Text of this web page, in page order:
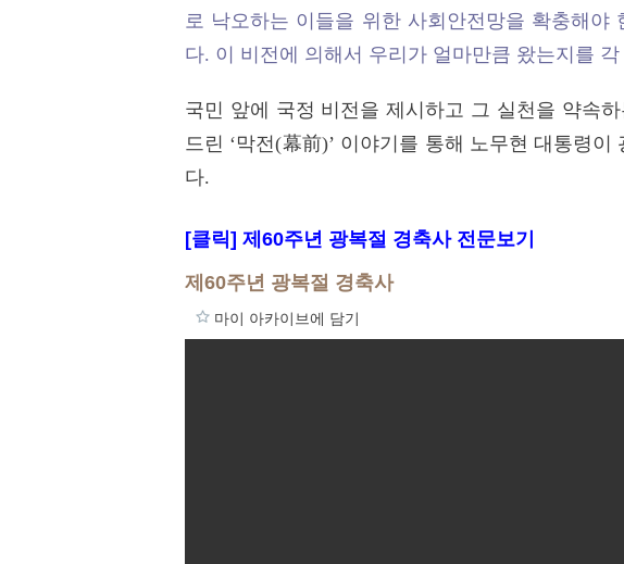
로 낙오하는 이들을 위한 사회안전망을 확충해야
다. 이 비전에 의해서 우리가 얼마만큼 왔는지를
국민 앞에 국정 비전을 제시하고 그 실천을 약속
드린 ‘막전(幕前)’ 이야기를 통해 노무현 대통령
다.
[클릭] 제60주년 광복절 경축사 전문보기
제60주년 광복절 경축사
마이 아카이브에 담기